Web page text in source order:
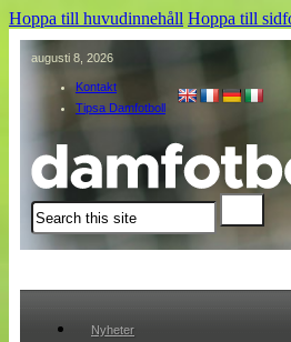
Hoppa till huvudinnehåll Hoppa till
augusti 8, 2026
Kontakt
Tipsa Damfotboll
Sök
Nyheter